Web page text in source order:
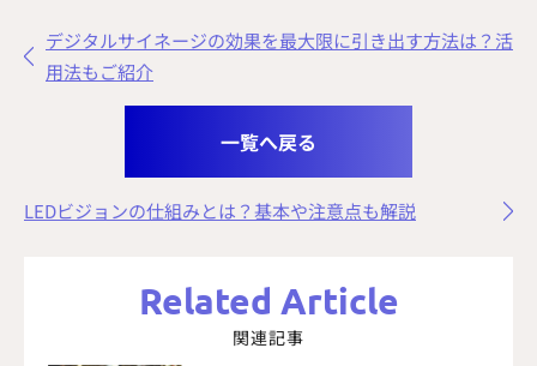
デジタルサイネージの効果を最大限に引き出す方法は？活
用法もご紹介
一覧へ戻る
LEDビジョンの仕組みとは？基本や注意点も解説
Related Article
関連記事